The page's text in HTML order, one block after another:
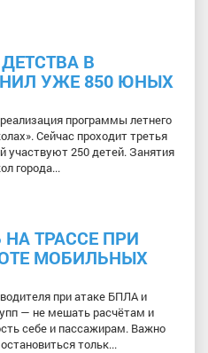
В
УЖЕ 850 ЮНЫХ
программы летнего
Сейчас проходит третья
участвуют 250 детей. Занятия
города...
ТРАССЕ ПРИ
МОБИЛЬНЫХ
при атаке БПЛА и
— не мешать расчётам и
себе и пассажирам. Важно
тольк...